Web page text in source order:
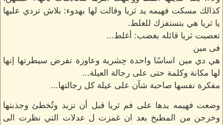
كذالك مسكت فهيمه يد ثريا وقالت لها بهدوء: بلاش تردي عليها
يا ثريا هي بتستفزك للغلط.
تعصبت ثريا قائله بغضب: أغلط...
فى مين
هي دي مين اساسًا واحدة حِشرية وعاوزة تفرض سيطرتها إنها
لها مكانة وكلمة حتى على رجالة العيلة...
مفكرة نفسها صاحبة شآن على عيلة كل رجالتها...
وضعت فهيمه يدها على فم ثريا قبل أن تزيد وتُخطئ وجذبتها
وخرجن من المطبخ بعد ان غمزت ل عدلات التي نظرت الى